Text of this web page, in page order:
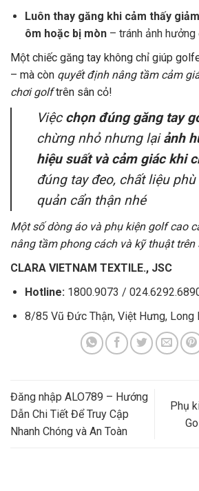
Luôn thay găng khi cảm thấy
ôm hoặc bị mòn – tránh ảnh
Một chiếc găng tay không chỉ giúp
– mà còn quyết định nâng tầm cảm
chơi golftrên sân cỏ!
Việcchọn đúng găng tay
chừng nhỏ nhưng lạiảnh
hiệu suất và cảm giác khi
đúng tay đeo, chất liệu
quản cẩn thận nhé
Một số dòng áo và phụ kiện golf cao
nâng tầm phong cách và kỹ thuật trên
CLARA VIETNAM TEXTILE., JSC
Hotline:1800.9073 /
8/85 Vũ Đức Thận, Việt Hưng, Long
Đăng nhập ALO789 – Hướng
Dẫn Chi Tiết Để Truy Cập
Nhanh Chóng và An Toàn
Phụ